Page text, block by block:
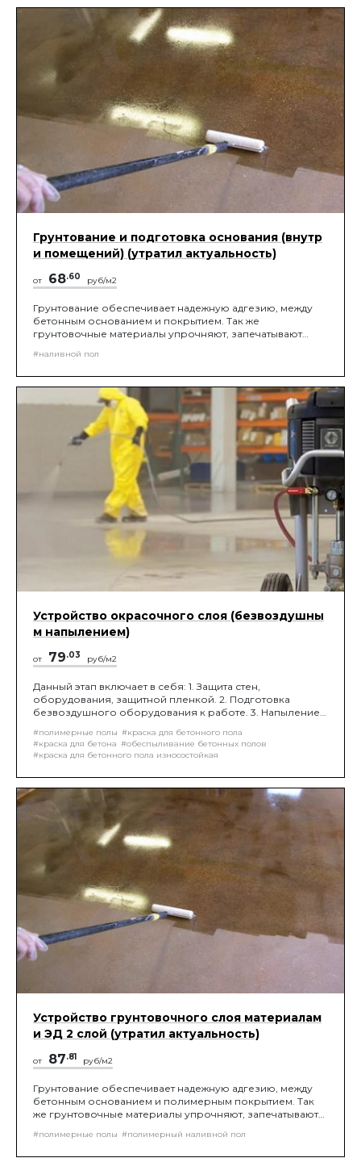
Грунтование и подготовка основания (внутр
и помещений) (утратил актуальность)
от 68.60 руб/м2
Грунтование обеспечивает надежную адгезию, между
бетонным основанием и покрытием. Так же
грунтовочные материалы упрочняют, запечатывают
Грунтование выполняется при помощи молярного
#наливной пол
Устройство окрасочного слоя (безвоздушны
м напылением)
от 79.03 руб/м2
Данный этап включает в себя: 1. Защита стен,
оборудования, защитной пленкой. 2. Подготовка
безвоздушного оборудования к работе. 3. Напыление
#полимерные полы #краска для бетонного пола
#краска для бетона #обеспыливание бетонных полов
#краска для бетонного пола износостойкая
Устройство грунтовочного слоя материалам
и ЭД 2 слой (утратил актуальность)
от 87.81 руб/м2
Грунтование обеспечивает надежную адгезию, между
бетонным основанием и полимерным покрытием. Так
же грунтовочные материалы упрочняют, запечатывают
Грунтование выполняется при помощи молярного
#полимерные полы #полимерный наливной пол